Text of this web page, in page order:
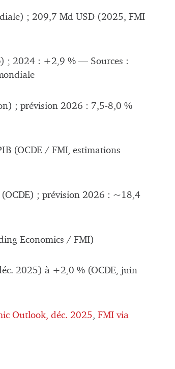
; 209,7 Md USD (2025, FMI
; 2024 : +2,9 % — Sources :
; prévision 2026 : 7,5-8,0 %
(OCDE / FMI, estimations
; prévision 2026 : ~18,4
Economics / FMI)
2025) à +2,0 % (OCDE, juin
Outlook, déc. 2025, FMI via